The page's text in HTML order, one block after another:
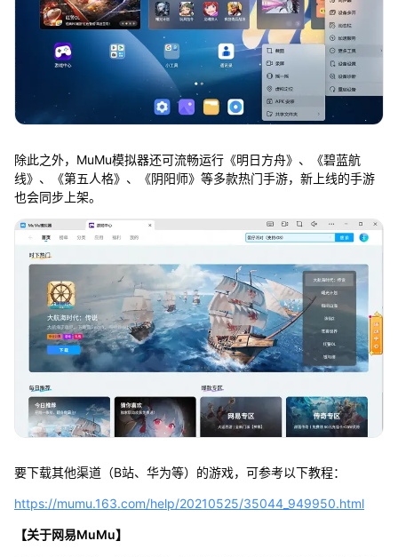
除此之外，MuMu模拟器还可流畅运行《明日方舟》、《碧蓝航
线》、《第五人格》、《阴阳师》等多款热门手游，新上线的手游
也会同步上架。
要下载其他渠道（B站、华为等）的游戏，可参考以下教程：
https://mumu.163.com/help/20210525/35044_949950.html
【关于网易MuMu】